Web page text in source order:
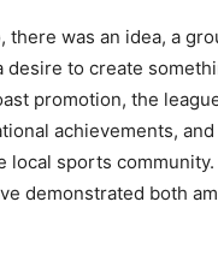
there was an idea, a
desire to create
promotion, the
achievements,
local sports community.
demonstrated both